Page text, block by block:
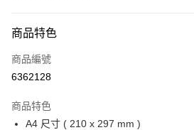
信用卡一次付款
運送方式
宅配
每筆NT$200，滿NT$2,000(含以上)免運費
商品特色
商品編號
6362128
商品特色
A4 尺寸 ( 210 x 297 mm )